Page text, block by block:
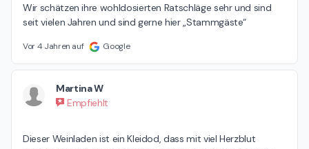
Wir schätzen ihre wohldosierten Ratschläge sehr und sind
seit vielen Jahren und sind gerne hier „Stammgäste“
Vor 4 Jahren auf Google
Martina W
Empfiehlt
Dieser Weinladen ist ein Kleidod, dass mit viel Herzblut